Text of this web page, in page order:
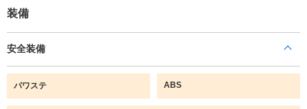
装備
安全装備
パワステ ABS